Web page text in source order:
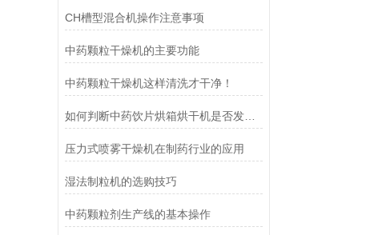
CH槽型混合机操作注意事项
中药颗粒干燥机的主要功能
中药颗粒干燥机这样清洗才干净！
如何判断中药饮片烘箱烘干机是否发生故障呢？
压力式喷雾干燥机在制药行业的应用
湿法制粒机的选购技巧
中药颗粒剂生产线的基本操作